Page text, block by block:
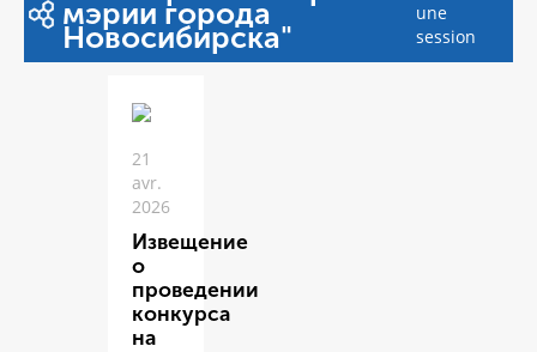
мэрии города
Новосибирска"
une
session
21
avr.
2026
Извещение
о
проведении
конкурса
на